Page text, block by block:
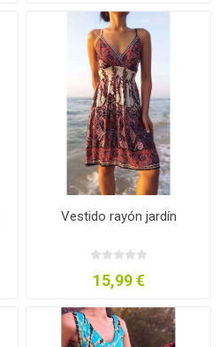
Vestido rayón jardín
15,99 €